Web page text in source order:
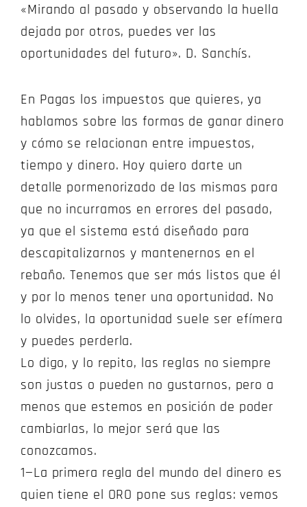
«Mirando al pasado y observando la huella
dejada por otros, puedes ver las
oportunidades del futuro». D. Sanchís.
En Pagas los impuestos que quieres, ya
hablamos sobre las formas de ganar dinero
y cómo se relacionan entre impuestos,
tiempo y dinero. Hoy quiero darte un
detalle pormenorizado de las mismas para
que no incurramos en errores del pasado,
ya que el sistema está diseñado para
descapitalizarnos y mantenernos en el
rebaño. Tenemos que ser más listos que él
y por lo menos tener una oportunidad. No
lo olvides, la oportunidad suele ser efímera
y puedes perderla.
Lo digo, y lo repito, las reglas no siempre
son justas o pueden no gustarnos, pero a
menos que estemos en posición de poder
cambiarlas, lo mejor será que las
conozcamos.
1—La primera regla del mundo del dinero es
quien tiene el ORO pone sus reglas: vemos